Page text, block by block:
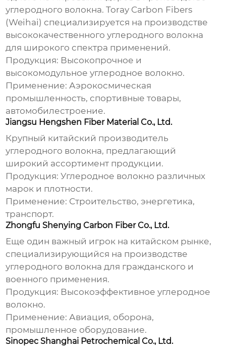
углеродного волокна. Toray Carbon Fibers
(Weihai) специализируется на производстве
высококачественного углеродного волокна
для широкого спектра применений.
Продукция: Высокопрочное и
высокомодульное углеродное волокно.
Применение: Аэрокосмическая
промышленность, спортивные товары,
автомобилестроение.
Jiangsu Hengshen Fiber Material Co., Ltd.
Крупный китайский производитель
углеродного волокна, предлагающий
широкий ассортимент продукции.
Продукция: Углеродное волокно различных
марок и плотности.
Применение: Строительство, энергетика,
транспорт.
Zhongfu Shenying Carbon Fiber Co., Ltd.
Еще один важный игрок на китайском рынке,
специализирующийся на производстве
углеродного волокна для гражданского и
военного применения.
Продукция: Высокоэффективное углеродное
волокно.
Применение: Авиация, оборона,
промышленное оборудование.
Sinopec Shanghai Petrochemical Co., Ltd.